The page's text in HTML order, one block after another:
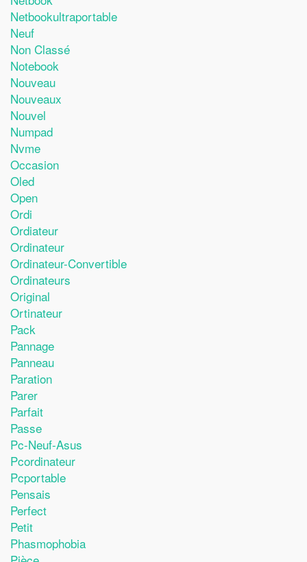
Netbookultraportable
Neuf
Non Classé
Notebook
Nouveau
Nouveaux
Nouvel
Numpad
Nvme
Occasion
Oled
Open
Ordi
Ordiateur
Ordinateur
Ordinateur-Convertible
Ordinateurs
Original
Ortinateur
Pack
Pannage
Panneau
Paration
Parer
Parfait
Passe
Pc-Neuf-Asus
Pcordinateur
Pcportable
Pensais
Perfect
Petit
Phasmophobia